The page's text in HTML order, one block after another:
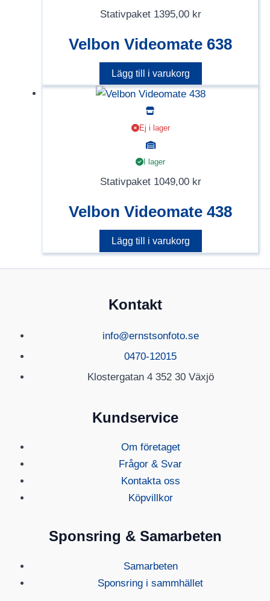
Stativpaket 1395,00 kr
Velbon Videomate 638
Lägg till i varukorg
Ej i lager
I lager
Stativpaket 1049,00 kr
Velbon Videomate 438
Lägg till i varukorg
Kontakt
info@ernstsonfoto.se
0470-12015
Klostergatan 4 352 30 Växjö
Kundservice
Om företaget
Frågor & Svar
Kontakta oss
Köpvillkor
Sponsring & Samarbeten
Samarbeten
Sponsring i sammhället